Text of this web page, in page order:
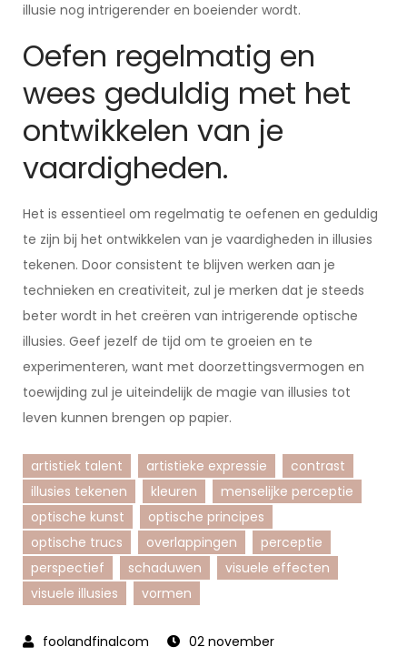
illusie nog intrigerender en boeiender wordt.
Oefen regelmatig en
wees geduldig met het
ontwikkelen van je
vaardigheden.
Het is essentieel om regelmatig te oefenen en geduldig
te zijn bij het ontwikkelen van je vaardigheden in illusies
tekenen. Door consistent te blijven werken aan je
technieken en creativiteit, zul je merken dat je steeds
beter wordt in het creëren van intrigerende optische
illusies. Geef jezelf de tijd om te groeien en te
experimenteren, want met doorzettingsvermogen en
toewijding zul je uiteindelijk de magie van illusies tot
leven kunnen brengen op papier.
artistiek talent artistieke expressie
contrast
illusies tekenen
kleuren
menselijke perceptie
optische kunst
optische principes
optische trucs
overlappingen
perceptie
perspectief
schaduwen
visuele effecten
visuele illusies
vormen
02 november